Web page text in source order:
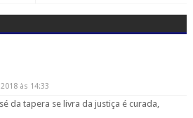
às 14:33
da tapera se livra da justiça é curada,